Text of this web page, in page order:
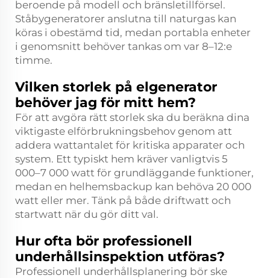
beroende på modell och bränsletillförsel.
Ståbygeneratorer anslutna till naturgas kan
köras i obestämd tid, medan portabla enheter
i genomsnitt behöver tankas om var 8–12:e
timme.
Vilken storlek på elgenerator
behöver jag för mitt hem?
För att avgöra rätt storlek ska du beräkna dina
viktigaste elförbrukningsbehov genom att
addera wattantalet för kritiska apparater och
system. Ett typiskt hem kräver vanligtvis 5
000–7 000 watt för grundläggande funktioner,
medan en helhemsbackup kan behöva 20 000
watt eller mer. Tänk på både driftwatt och
startwatt när du gör ditt val.
Hur ofta bör professionell
underhållsinspektion utföras?
Professionell underhållsplanering bör ske